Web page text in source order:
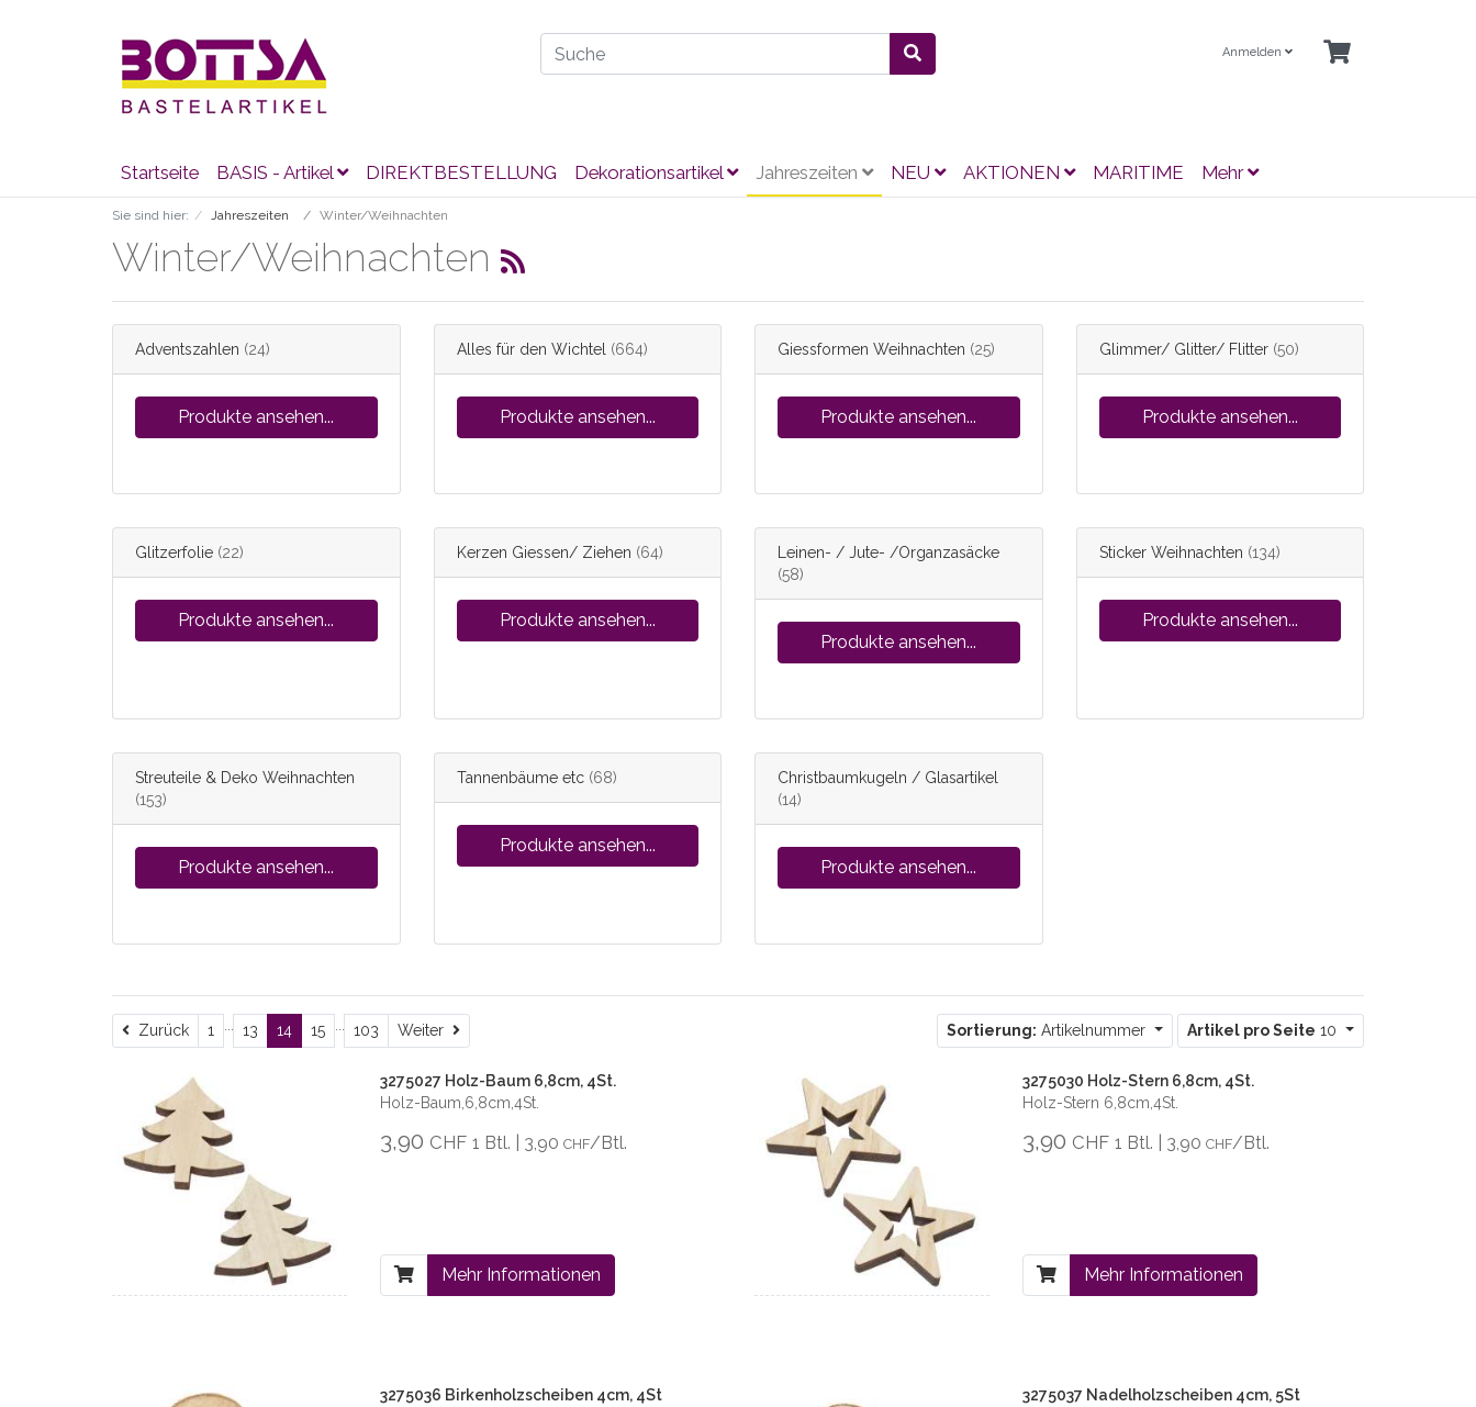
Anmelden
Startseite BASIS - Artikel DIREKTBESTELLUNG Dekorationsartikel Jahreszeiten NEU AKTIONEN MARITIME Mehr
Sie sind hier: Jahreszeiten Winter/Weihnachten
Winter/Weihnachten
Adventszahlen (24)
Produkte ansehen...
Alles für den Wichtel (664)
Produkte ansehen...
Giessformen Weihnachten (25)
Produkte ansehen...
Glimmer/ Glitter/ Flitter(50)
Produkte ansehen...
Glitzerfolie (22)
Produkte ansehen...
Kerzen Giessen/ Ziehen (64)
Produkte ansehen...
Leinen- / Jute- /Organzasäcke
(58)
Produkte ansehen...
Sticker Weihnachten (134)
Produkte ansehen...
Streuteile & Deko Weihnachten
(153)
Produkte ansehen...
Tannenbäume etc(68)
Produkte ansehen...
Christbaumkugeln / Glasartikel
(14)
Produkte ansehen...
ZurückZurück
1 13 14 15 103 Weiter Weiter Sortierung: Artikelnummer Artikel pro Seite 10
3275027 Holz-Baum 6,8cm, 4St.
Holz-Baum,6,8cm,4St.
3,90 CHF 1 Btl. | 3,90 CHF/Btl.
Mehr Informationen
3275030 Holz-Stern 6,8cm, 4St.
Holz-Stern 6,8cm,4St.
3,90 CHF 1 Btl. | 3,90 CHF/Btl.
Mehr Informationen
3275036 Birkenholzscheiben 4cm, 4St
3275037 Nadelholzscheiben 4cm, 5St